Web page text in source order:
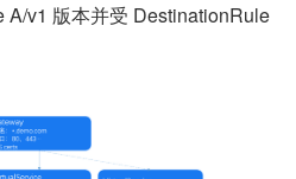
A/v1 版本并受 DestinationRule